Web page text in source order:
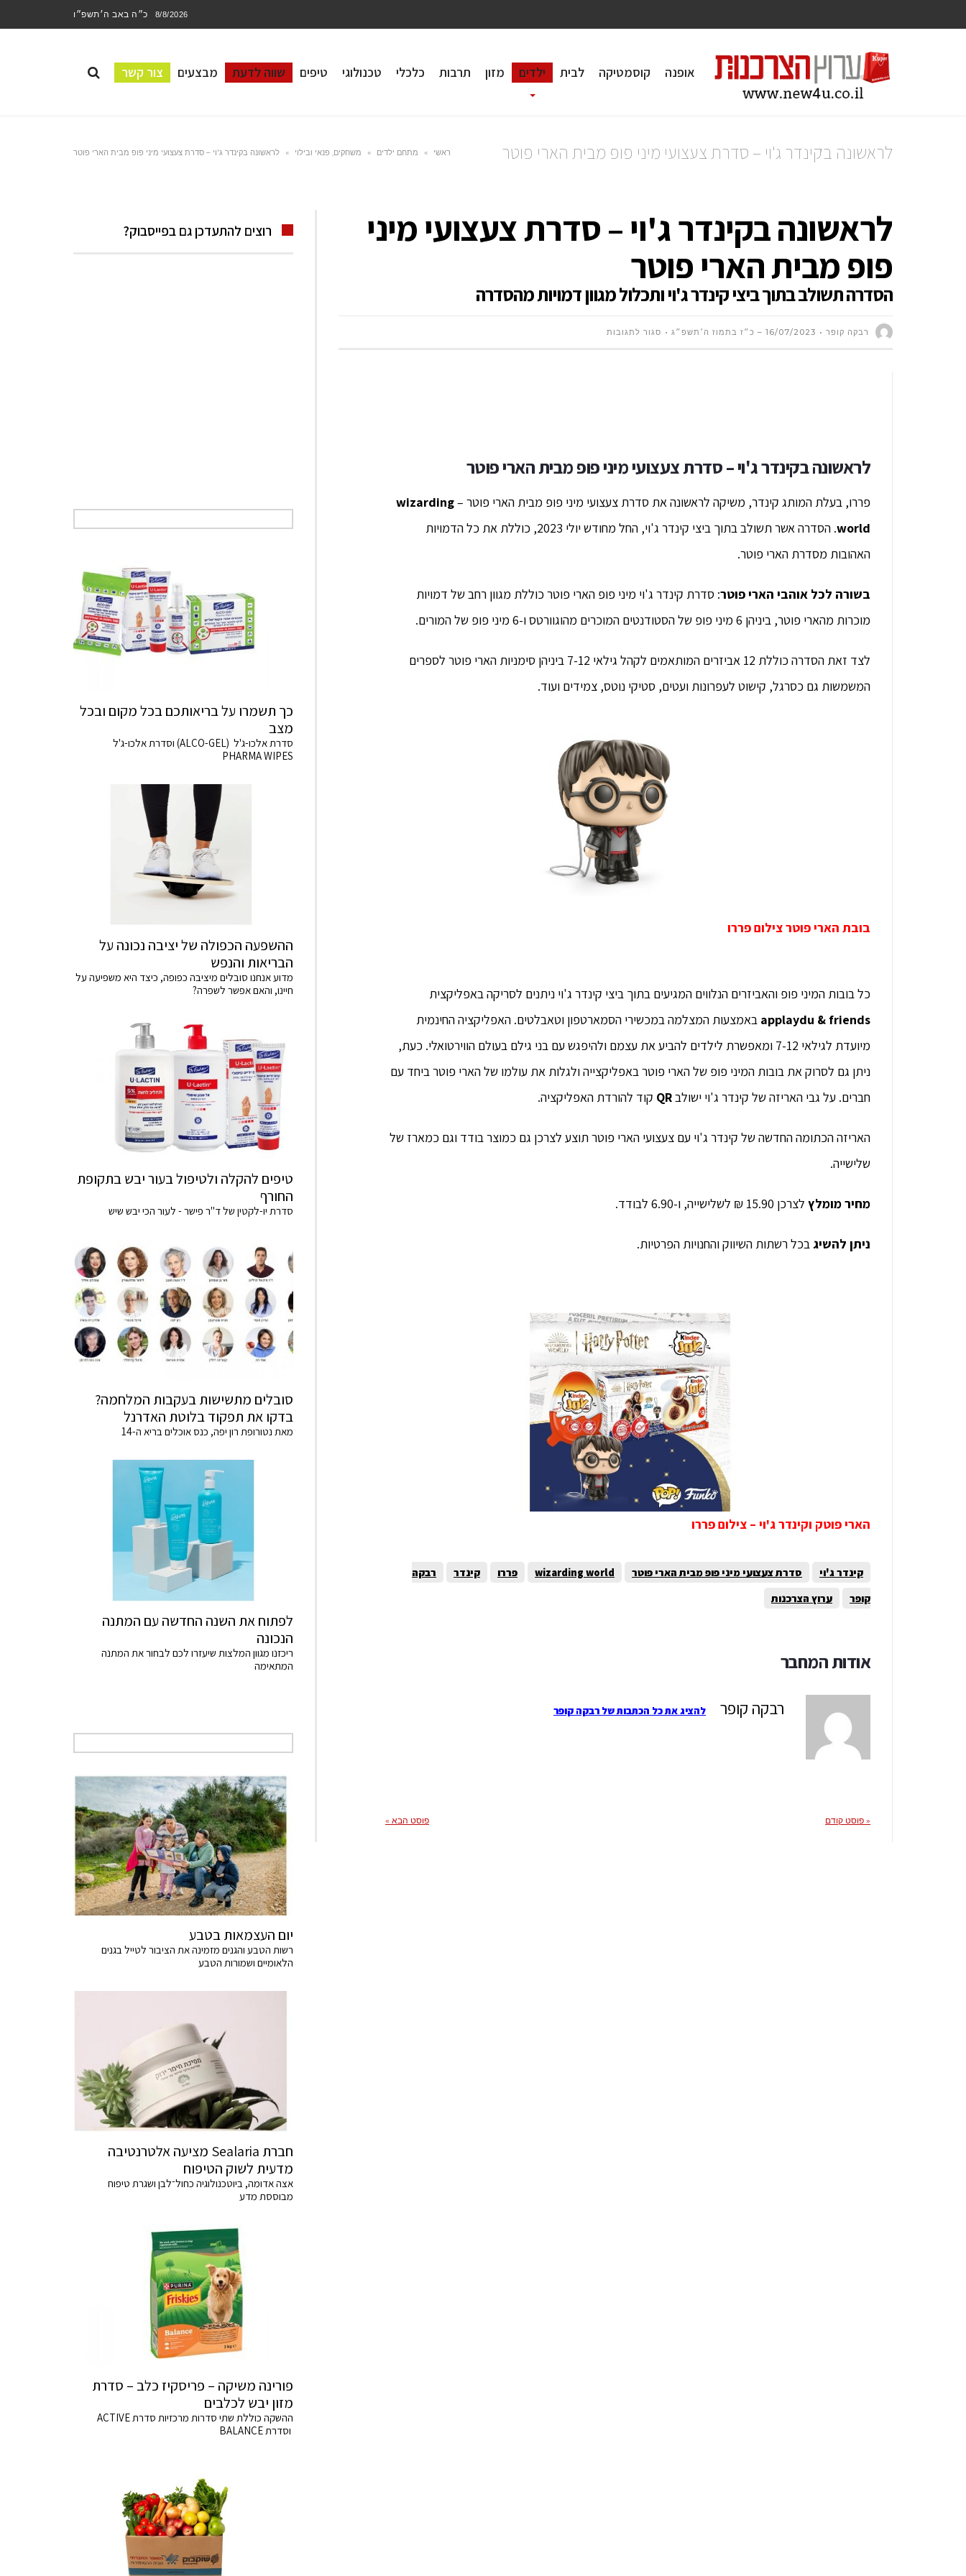
8/8/2026 כ״ה באב ה׳תשפ״ו
אופנה קוסמטיקה לבית ילדים מזון תרבות כלכלי טכנולוגי טיפים שווה לדעת מבצעים צור קשר
לראשונה בקינדר ג'וי – סדרת צעצועי מיני פופ מבית הארי פוטר ראשי » מתחם ילדים » משחקים, פנאי ובילוי » לראשונה בקינדר ג'וי – סדרת צעצועי מיני פופ מבית הארי פוטר
לראשונה בקינדר ג'וי – סדרת צעצועי מיני
פופ מבית הארי פוטר
הסדרה תשולב בתוך ביצי קינדר ג'וי ותכלול מגוון דמויות מהסדרה
רבקה קופר 16/07/2023 – כ״ז בתמוז ה׳תשפ״ג סגור לתגובותעל
מבית
תשולב
בתוך
קינדר
ג'וי
מהסדרה
לראשונה בקינדר ג'וי –סדרת צעצועי מיני פופמבית הארי פוטר
פררו, בעלת המותג קינדר, משיקה לראשונה את סדרת צעצועי מיני פופ מבית הארי פוטר –wizarding
world
. הסדרה אשר תשולב בתוך ביצי קינדר ג'וי, החל מחודש יולי 2023, כוללת את כל הדמויות
האהובות מסדרת הארי פוטר.
בשורה לכל אוהבי הארי פוטר: סדרת קינדר ג'וי מיני פופ הארי פוטר כוללת מגוון רחב של דמויות
מוכרות מהארי פוטר, ביניהן 6 מיני פופ של הסטודנטים המוכרים מהוגוורטס ו-6 מיני פופ של המורים.
לצד זאת הסדרה כוללת 12 אביזרים המותאמים לקהל גילאי 7-12 ביניהן סימניות הארי פוטר לספרים
המשמשות גם כסרגל, קישוט לעפרונות ועטים, סטיקי נוטס, צמידים ועוד.
בובת הארי פוטר צילום פררו
כל בובות המיני פופ והאביזרים הנלווים המגיעים בתוך ביצי קינדר ג'וי ניתנים לסריקה באפליקצית
applaydu & friends באמצעות המצלמה במכשירי הסמארטפון וטאבלטים. האפליקציה החינמית
מיועדת לגילאי 7-12 ומאפשרת לילדים להביע את עצמם ולהיפגש עם בני גילם בעולם הווירטואלי. כעת,
ניתן גם לסרוק את בובות המיני פופ של הארי פוטר באפליקצייה ולגלות את עולמו של הארי פוטר ביחד עם
חברים. על גבי האריזה של קינדר ג'וי ישולבQR קוד להורדת האפליקציה.
האריזה הכתומה החדשה של קינדר ג'וי עם צעצועי הארי פוטר תוצע לצרכן גם כמוצר בודד וגם כמארז של
שלישייה.
מחיר מומלץ לצרכן 15.90 ₪ לשלישייה, ו-6.90 לבודד.
ניתן להשיג בכל רשתות השיווק והחנויות הפרטיות.
הארי פוטק וקינדר ג'וי – צילום פררו
קינדר ג'וי סדרת צעצועי מיני פופ מבית הארי פוטר wizarding world פררו קינדר
רבקה
קופר
ערוץ הצרכנות
אודות המחבר
רבקה קופר להציג את כל הכתבות של רבקה קופר
« פוסט קודם פוסט הבא »
רוצים להתעדכן גם בפייסבוק?
כך תשמרו על בריאותכם בכל מקום ובכל
מצב
סדרת אלכו-ג'ל (ALCO-GEL) וסדרת אלכו-ג'ל
PHARMA WIPES
ההשפעה הכפולה של יציבה נכונה על
הבריאות והנפש
מדוע אנחנו סובלים מיציבה כפופה, כיצד היא משפיעה על
חיינו, והאם אפשר לשפרה?
טיפים להקלה ולטיפול בעור יבש בתקופת
החורף
סדרת יו-לקטין של ד"ר פישר - לעור הכי יבש שיש
סובלים מתשישות בעקבות המלחמה?
בדקו את תפקוד בלוטת האדרנל
מאת נטורופת רון יפה, כנס אוכלים בריא ה-14
לפתוח את השנה החדשה עם המתנה
הנכונה
ריכזנו מגוון המלצות שיעזרו לכם לבחור את המתנה
המתאימה
יום העצמאות בטבע
רשות הטבע והגנים מזמינה את הציבור לטייל בגנים
הלאומיים ושמורות הטבע
חברת Sealaria מציעה אלטרנטיבה
מדעית לשוק הטיפוח
אצה אדומה, ביוטכנולוגיה כחול־לבן ושגרת טיפוח
מבוססת מדע
פורינה משיקה – פריסקיז כלב – סדרת
מזון יבש לכלבים
ההשקה כוללת שתי סדרות מרכזיות סדרת ACTIVE
וסדרת BALANCE